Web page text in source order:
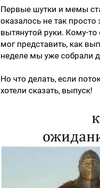
Первые шутки и мемы
оказалось не так просто
вытянутой руки. Кому-
мог представить, как
неделе мы уже собрали
Но что делать, если
хотели сказать, выпуск!